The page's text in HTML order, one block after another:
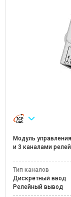
Модуль
и 3 каналами
Тип каналов
Дискретный ввод
Релейный вывод